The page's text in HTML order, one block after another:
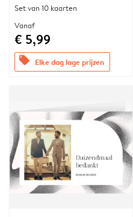
Set van 10 kaarten
Vanaf
€ 5,99
offers Elke dag lage prijzen